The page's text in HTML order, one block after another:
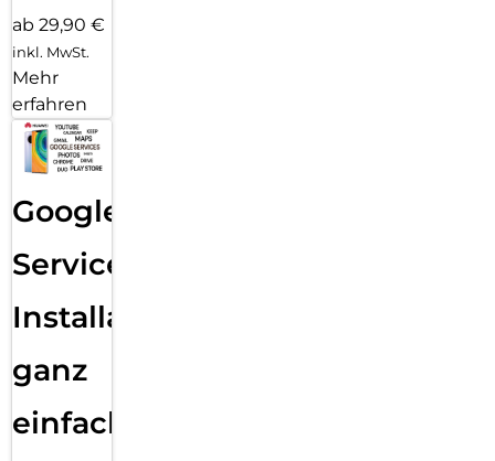
ab 29,90 €
inkl. MwSt.
Mehr
erfahren
Google
Services
Installation
ganz
einfach